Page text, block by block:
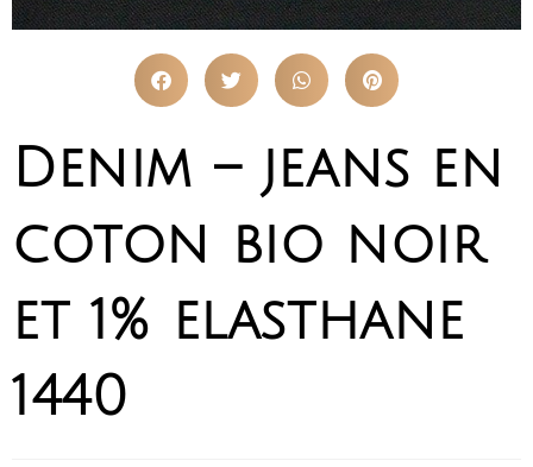
Denim – jeans en
coton bio noir
et 1% elasthane
1440